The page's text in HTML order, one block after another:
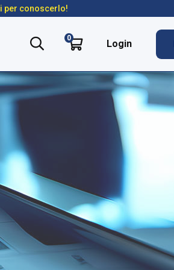
per conoscerlo!
0 Login